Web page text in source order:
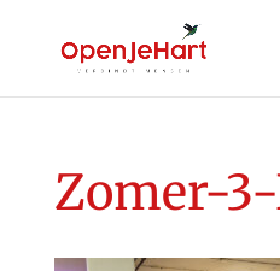
Zomer-3-